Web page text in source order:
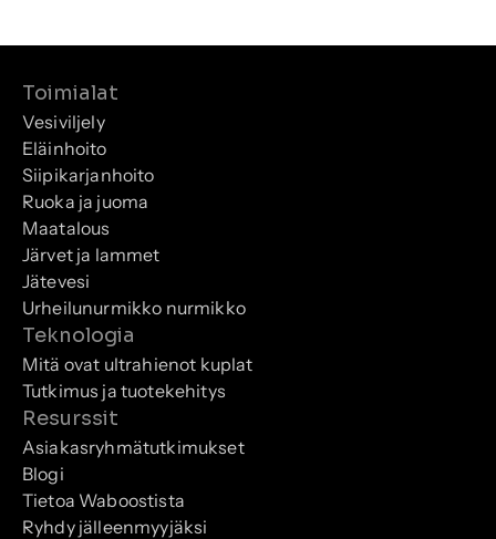
Toimialat
Vesiviljely
Eläinhoito
Siipikarjanhoito
Ruoka ja juoma
Maatalous
Järvet ja lammet
Jätevesi
Urheilunurmikko nurmikko
Teknologia
Mitä ovat ultrahienot kuplat
Tutkimus ja tuotekehitys
Resurssit
Asiakasryhmätutkimukset
Blogi
Tietoa Waboostista
Ryhdy jälleenmyyjäksi